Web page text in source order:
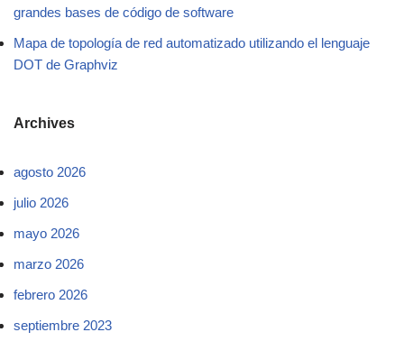
grandes bases de código de software
Mapa de topología de red automatizado utilizando el lenguaje
DOT de Graphviz
Archives
agosto 2026
julio 2026
mayo 2026
marzo 2026
febrero 2026
septiembre 2023